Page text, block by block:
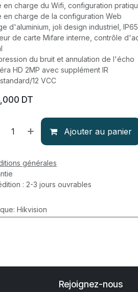
en charge du Wifi, configuration
en charge de la configuration Web
d'aluminium, joli design industriel,
de carte Mifare interne, contrôle
du bruit et annulation de l'écho
HD 2MP avec supplément IR
12 VCC
DT
Ajouter au panier
générales
: 2-3 jours ouvrables
: Hikvision
Rejoignez-nous